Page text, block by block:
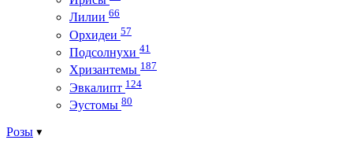
Лилии 66
Орхидеи 57
Подсолнухи 41
Хризантемы 187
Эвкалипт 124
Эустомы 80
Розы